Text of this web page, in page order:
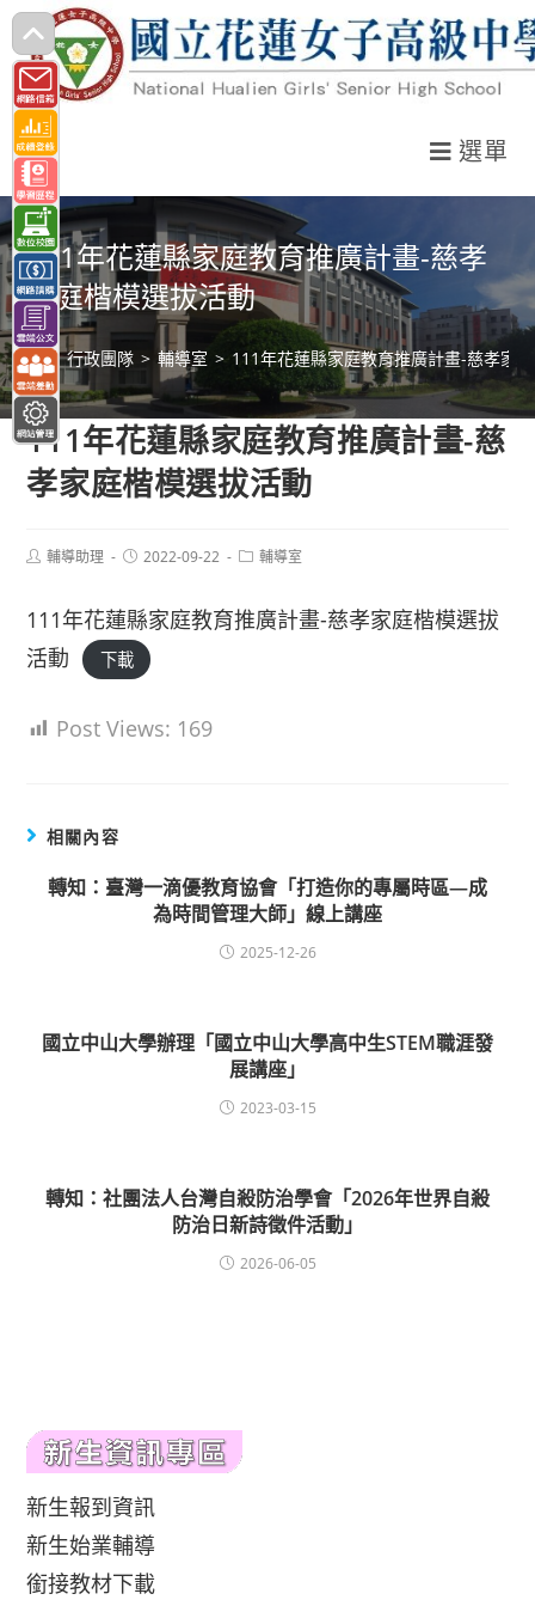
跳
轉
至
主
要
內
容
選單
111年花蓮縣家庭教育推廣計畫-慈孝
家庭楷模選拔活動
> 行政團隊 > 輔導室 > 111年花蓮縣家庭教育推廣計畫-慈孝家
111年花蓮縣家庭教育推廣計畫-慈
孝家庭楷模選拔活動
Post輔導助理
Post2022-09-22
Post輔導室
111年花蓮縣家庭教育推廣計畫-慈孝家庭楷模選拔
活動
下載
Post Views: 169
相關內容
轉知：臺灣一滴優教育協會「打造你的專屬時區—成
為時間管理大師」線上講座
2025-12-26
國立中山大學辦理「國立中山大學高中生STEM職涯發
展講座」
2023-03-15
轉知：社團法人台灣自殺防治學會「2026年世界自殺
防治日新詩徵件活動」
2026-06-05
新生報到資訊
新生始業輔導
銜接教材下載